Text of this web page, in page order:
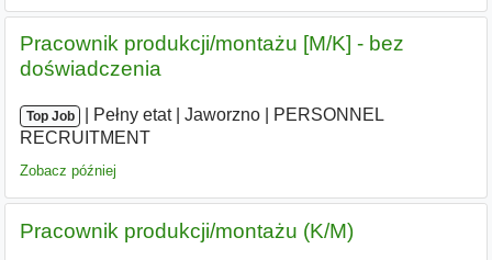
Pracownik produkcji/montażu [M/K] - bez
doświadczenia
Top Job Pełny etat| Jaworzno
PERSONNEL
RECRUITMENT
Zobacz później
Pracownik produkcji/montażu (K/M)